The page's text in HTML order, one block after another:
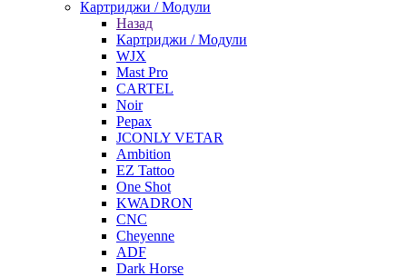
Картриджи / Модули
Назад
Картриджи / Модули
WJX
Mast Pro
CARTEL
Noir
Pepax
JCONLY VETAR
Ambition
EZ Tattoo
One Shot
KWADRON
CNC
Cheyenne
ADF
Dark Horse